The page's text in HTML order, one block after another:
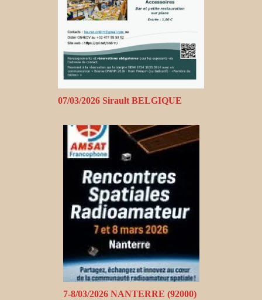
07/03/2026 Sirault BELGIQUE
7-8/03/2026 NANTERRE (92000)